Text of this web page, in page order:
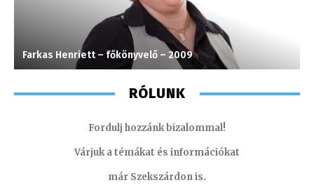
Farkas Henriett – főkönyvelő – 2009
RÓLUNK
Fordulj hozzánk bizalommal!
Várjuk a témákat és információkat
már Szekszárdon is.